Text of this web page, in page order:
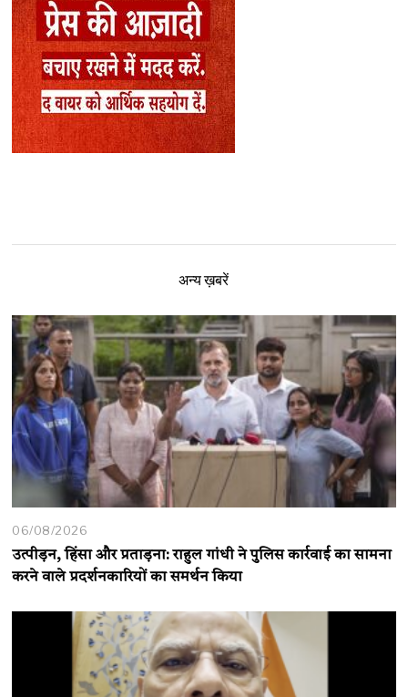
अन्य ख़बरें
06/08/2026
उत्पीड़न, हिंसा और प्रताड़ना: राहुल गांधी ने पुलिस कार्रवाई का सामना
करने वाले प्रदर्शनकारियों का समर्थन किया